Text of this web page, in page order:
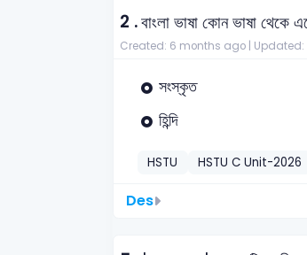
2 .বাংলা ভাষা কোন ভাষা থেকে
Created: 6 months ago | Updated:
সংস্কৃত
হিন্দি
HSTU HSTU C Unit-2026
Des